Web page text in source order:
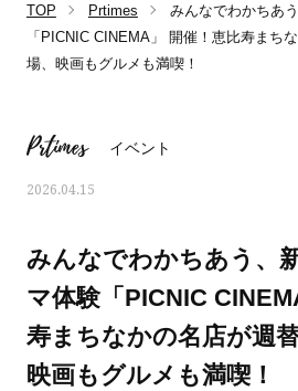
TOP Prtimes
みんなでわかちあ
「PICNIC CINEMA」 開催！恵比寿まち
場、映画もグルメも満喫！
Prtimes イベント
2026.04.15
みんなでわかちあう、
マ体験「PICNIC
寿まちなかの名店が週
映画もグルメも満喫！